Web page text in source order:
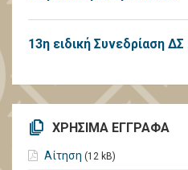
13η ειδική Συνεδρίαση ΔΣ
ΧΡΗΣΙΜΑ ΕΓΓΡΑΦΑ
Αίτηση (12 kB)